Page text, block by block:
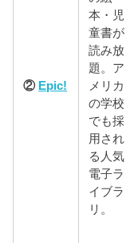
② Epic!
本・児
童書が
読み放
題。ア
メリカ
の学校
でも採
用され
る人気
電子ラ
イブラ
リ。